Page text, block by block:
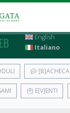
English
Italiano
[B]ACHECA
E[V]ENTI